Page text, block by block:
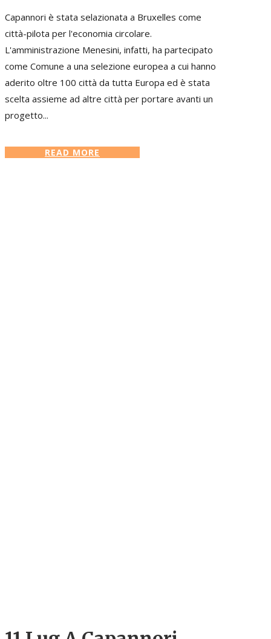
Capannori è stata selazionata a Bruxelles come
città-pilota per l'economia circolare.
L'amministrazione Menesini, infatti, ha partecipato
come Comune a una selezione europea a cui hanno
aderito oltre 100 città da tutta Europa ed è stata
scelta assieme ad altre città per portare avanti un
progetto...
READ MORE